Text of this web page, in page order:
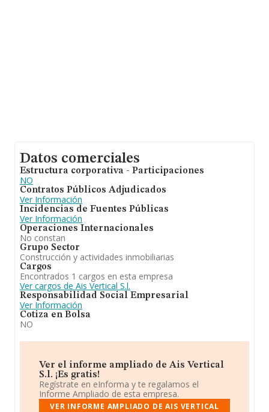
Datos comerciales
Estructura corporativa - Participaciones
NO
Contratos Públicos Adjudicados
Ver Información
Incidencias de Fuentes Públicas
Ver Información
Operaciones Internacionales
No constan
Grupo Sector
Construcción y actividades inmobiliarias
Cargos
Encontrados 1 cargos en esta empresa
Ver cargos de Ais Vertical S.l.
Responsabilidad Social Empresarial
Ver Información
Cotiza en Bolsa
NO
Ver el informe ampliado de Ais Vertical
S.l. ¡Es gratis!
Regístrate en eInforma y te regalamos el
Informe Ampliado de esta empresa.
VER INFORME AMPLIADO DE AIS VERTICAL